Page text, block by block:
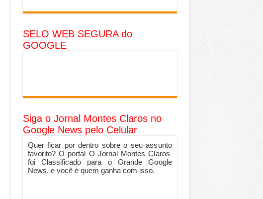
SELO WEB SEGURA do
GOOGLE
Siga o Jornal Montes Claros no
Google News pelo Celular
Quer ficar por dentro sobre o seu assunto
favorito? O portal O Jornal Montes Claros
foi Classificado para o Grande Google
News, e você é quem ganha com isso.